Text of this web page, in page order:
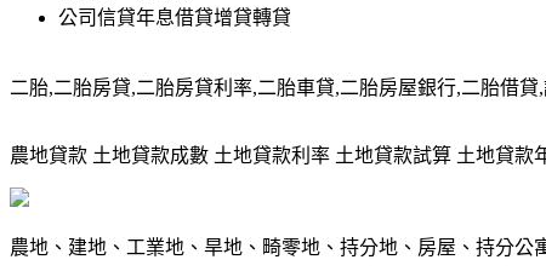
公司信貸年息借貸增貸轉貸
二胎,二胎房貸,二胎房貸利率,二胎車貸,二胎房屋銀行,二胎借貸,
農地貸款 土地貸款成數 土地貸款利率 土地貸款試算 土地貸款
農地、建地、工業地、旱地、畸零地、持分地、房屋、持分